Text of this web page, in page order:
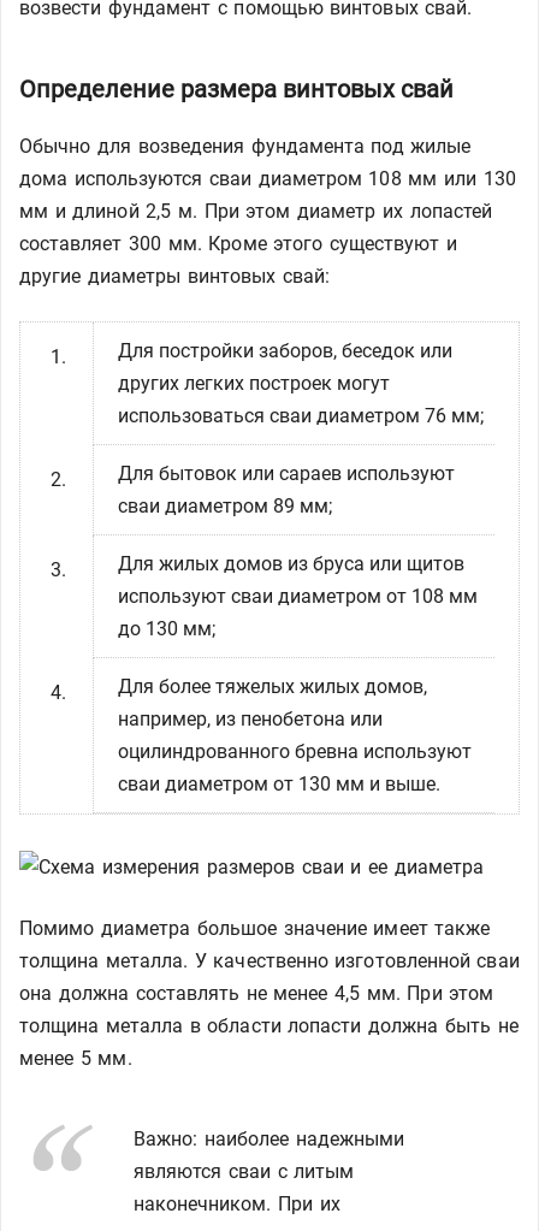
возвести фундамент с помощью винтовых свай.
Определение размера винтовых свай
Обычно для возведения фундамента под жилые
дома используются сваи диаметром 108 мм или 130
мм и длиной 2,5 м. При этом диаметр их лопастей
составляет 300 мм. Кроме этого существуют и
другие диаметры винтовых свай:
Для постройки заборов, беседок или
других легких построек могут
использоваться сваи диаметром 76 мм;
Для бытовок или сараев используют
сваи диаметром 89 мм;
Для жилых домов из бруса или щитов
используют сваи диаметром от 108 мм
до 130 мм;
Для более тяжелых жилых домов,
например, из пенобетона или
оцилиндрованного бревна используют
сваи диаметром от 130 мм и выше.
Помимо диаметра большое значение имеет также
толщина металла. У качественно изготовленной сваи
она должна составлять не менее 4,5 мм. При этом
толщина металла в области лопасти должна быть не
менее 5 мм.
Важно: наиболее надежными
являются сваи с литым
наконечником. При их